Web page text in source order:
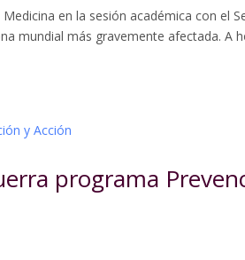
en la sesión académica con el
mundial más gravemente afectada. A
programa